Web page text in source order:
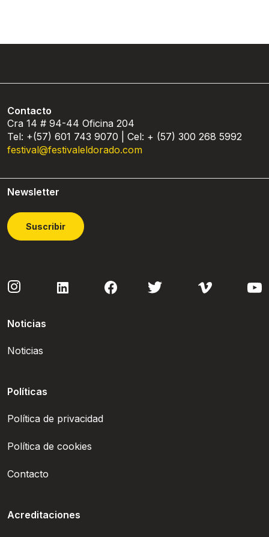
Contacto
Cra 14 # 94-44 Oficina 204
Tel: +(57) 601 743 9070 | Cel: + (57) 300 268 5992
festival@festivaleldorado.com
Newsletter
Suscribir
Noticias
Noticias
Políticas
Política de privacidad
Política de cookies
Contacto
Acreditaciones